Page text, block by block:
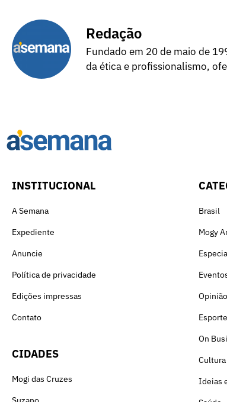
Redação
Fundado em 20 de maio de
da ética e profissionalismo,
INSTITUCIONAL
A Semana
Expediente
Anuncie
Política de privacidade
Edições impressas
Contato
CIDADES
Mogi das Cruzes
Brasil
Mogy
Opinião
Esporte
On
Cultura
Ideias